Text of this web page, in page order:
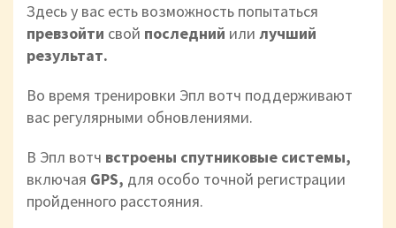
Здесь у вас есть возможность попытаться
превзойти свой последний или лучший
результат.
Во время тренировки Эпл вотч поддерживают
вас регулярными обновлениями.
В Эпл вотч встроены спутниковые системы,
включая GPS, для особо точной регистрации
пройденного расстояния.